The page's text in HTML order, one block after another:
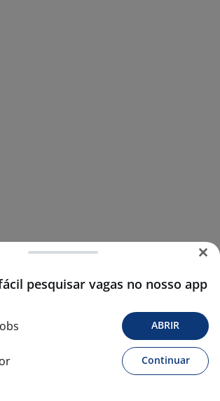
pesquisar vagas no nosso app
ABRIR
Continuar